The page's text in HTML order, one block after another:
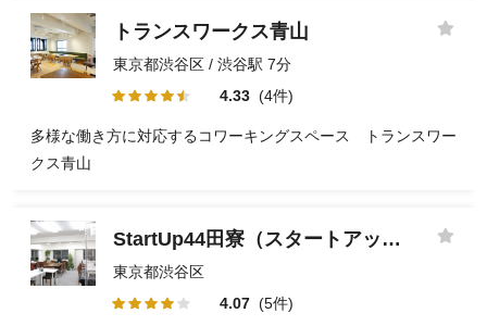
トランスワークス青山
東京都渋谷区 / 渋谷駅 7分
4.33 (4件)
多様な働き方に対応するコワーキングスペース トランスワー
クス青山
StartUp44田寮（スタートアップ ）
東京都渋谷区
4.07 (5件)